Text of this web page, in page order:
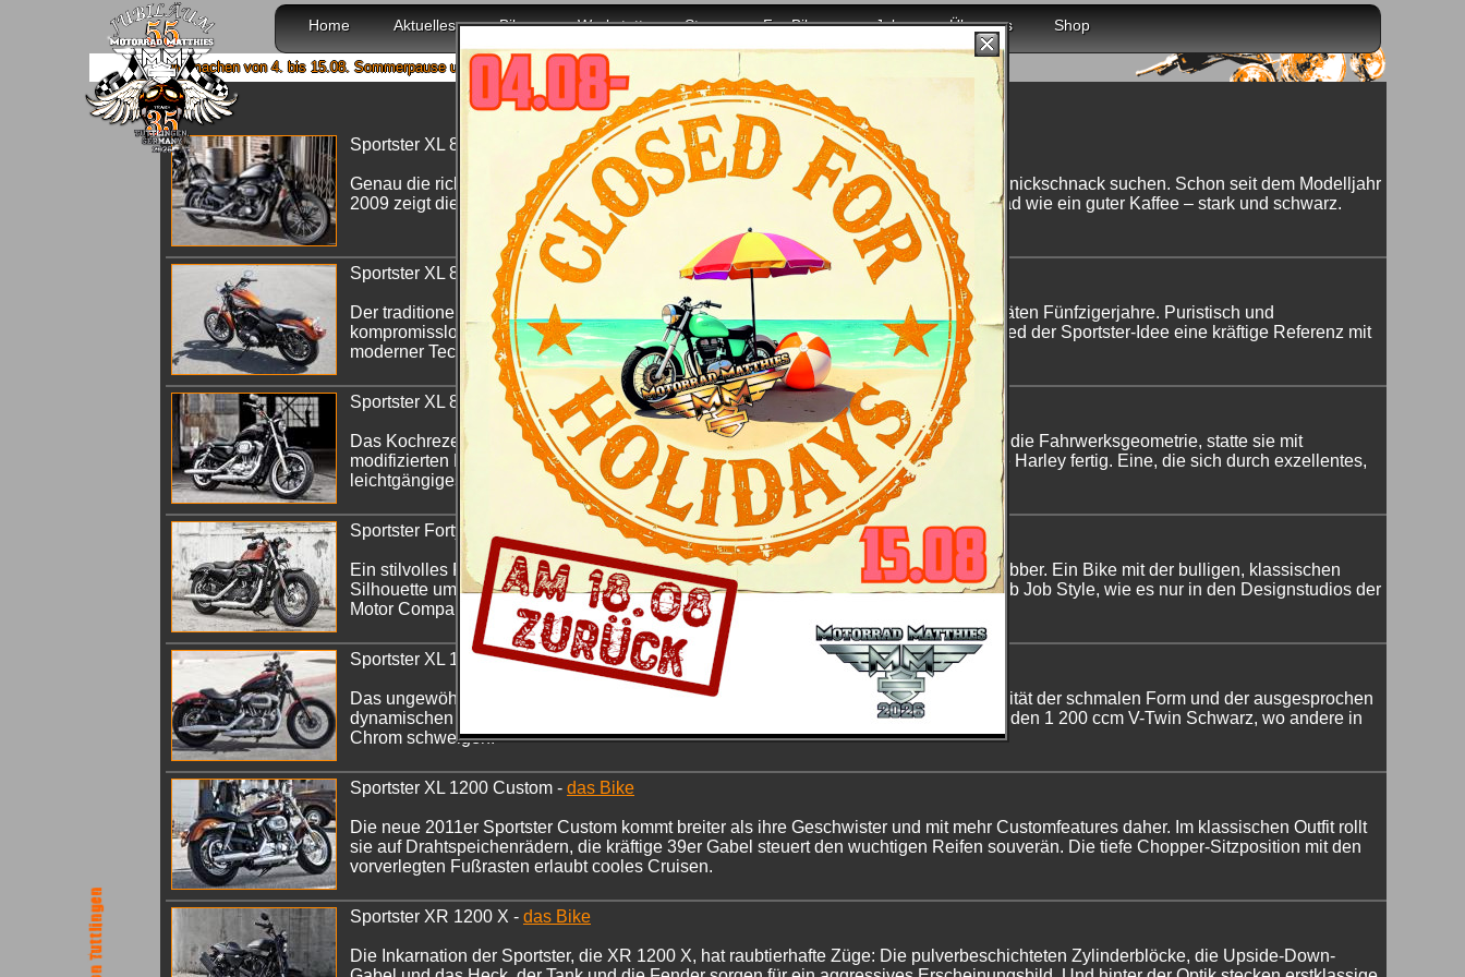
Home Aktuelles Bikes Werkstatt Store For Bikers Jobs Über uns Shop
Wir machen von 4. bis 15.08. Sommerpause und sind ab 18.08. wieder mit voller Power für Euch da!
Harley-Davidson 2011 - die Bikes
Sportster XL 883 Iron - das Bike
Genau die richtige Maschine für Fahrer, die eine hochwertige Maschine ohne viel Schnickschnack suchen. Schon seit dem Modelljahr
2009 zeigt die Sportster Iron die wohl dunkelste Seite der Sportster-Seele, ein Motorrad wie ein guter Kaffee – stark und schwarz.
Sportster XL 883 Roadster - das Bike
Der traditionelle Roadster im Dirt Track-Stil ist wie ein Blick in die Boxengasse der späten Fünfzigerjahre. Puristisch und
kompromisslos, mit klassisch sportlicher Linienführung erweist das dynamische Mitglied der Sportster-Idee eine kräftige Referenz mit
moderner Technik.
Sportster XL 883 SuperLow -das Bike
Das Kochrezept ist genial: Man nehme die legendäre Sportster als Basis, überarbeite die Fahrwerksgeometrie, statte sie mit
modifizierten Rädern, Reifen, Sitz und Bedienelementen aus, und schon ist eine neue Harley fertig. Eine, die sich durch exzellentes,
leichtgängiges Handling auszeichnet.
Sportster Forty-Eigth -
Ein stilvolles Factory Custom Bike im charakteristischen Hot-Rot-Look puristischer Bobber. Ein Bike mit der bulligen, klassischen
Silhouette um den 1.202 ccm großen Evolution-V2, mit knappstem Schutzblech im Bob Job Style, wie es nur in den Designstudios der
Motor Company entstehen kann.
Sportster XL 1200 Nightster -das Bike
Das ungewöhnliche, beinahe puristische Bike verdankt die kraftstrotzende Kurvenagilität der schmalen Form und der ausgesprochen
dynamischen Sitzhaltung. Sie beschränkt sich auf das Wesentliche und trägt rund um den 1 200 ccm V-Twin Schwarz, wo andere in
Chrom schwelgen.
Sportster XL 1200 Custom - das Bike
Die neue 2011er Sportster Custom kommt breiter als ihre Geschwister und mit mehr Customfeatures daher. Im klassischen Outfit rollt
sie auf Drahtspeichenrädern, die kräftige 39er Gabel steuert den wuchtigen Reifen souverän. Die tiefe Chopper-Sitzposition mit den
vorverlegten Fußrasten erlaubt cooles Cruisen.
Sportster XR 1200 X - das Bike
Die Inkarnation der Sportster, die XR 1200 X, hat raubtierhafte Züge: Die pulverbeschichteten Zylinderblöcke, die Upside-Down-